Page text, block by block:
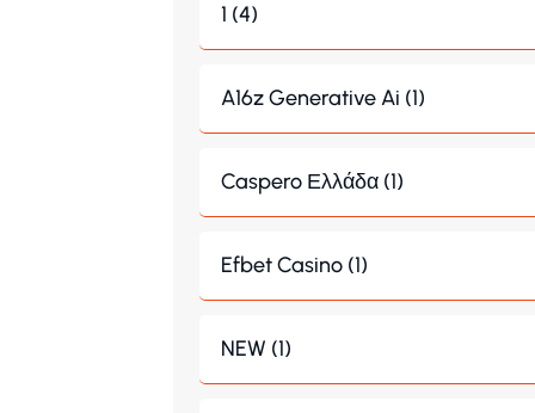
1 (4)
A16z Generative Ai (1)
Caspero Ελλάδα (1)
Efbet Casino (1)
NEW (1)